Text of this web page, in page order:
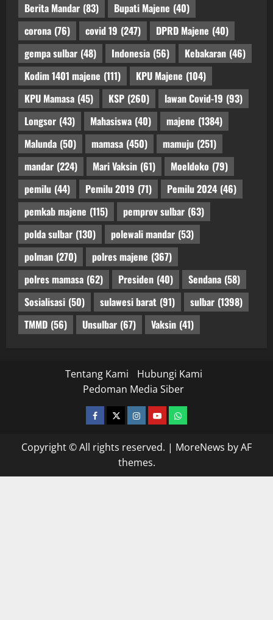
Berita Mandar (83) Bupati Majene (40)
corona (76) covid 19 (247) DPRD Majene (40)
gempa sulbar (48) Indonesia (56) Kebakaran (46)
Kodim 1401 majene (111) KPU Majene (104)
KPU Mamasa (45) KSP (260) lawan Covid-19 (93)
Longsor (43) Mahasiswa (40) majene (1384)
Malunda (50) mamasa (450) mamuju (251)
mandar (224) Mari Vaksin (61) Moeldoko (79)
pemilu (44) Pemilu 2019 (71) Pemilu 2024 (46)
pemkab majene (115) pemprov sulbar (63)
polda sulbar (130) polewali mandar (53)
polman (270) polres majene (367)
polres mamasa (62) Presiden (40) Sendana (58)
Sosialisasi (50) sulawesi barat (91) sulbar (1398)
TMMD (56) Unsulbar (67) Vaksin (41)
Tentang Kami
Hubungi Kami
Pedoman Media Siber
facebooktwitterinstagram.com
youtubewhatsapp
Copyright © All rights reserved. | MoreNews by AF
themes.